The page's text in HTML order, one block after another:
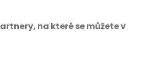
na které se můžete v